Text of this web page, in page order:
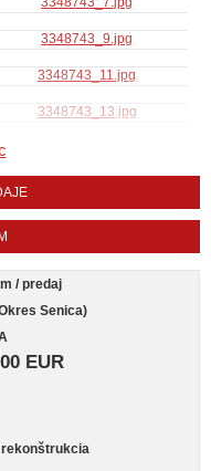
/ predaj
Senica)
EUR
rekonštrukcia